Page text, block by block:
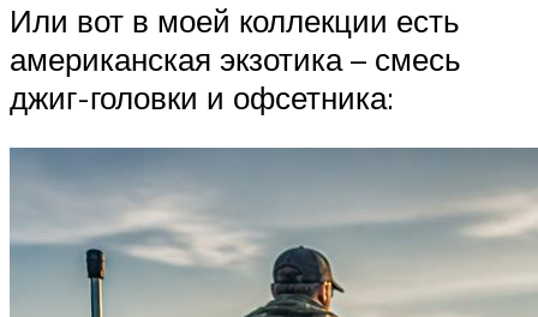
Или вот в моей коллекции есть
американская экзотика – смесь
джиг-головки и офсетника: